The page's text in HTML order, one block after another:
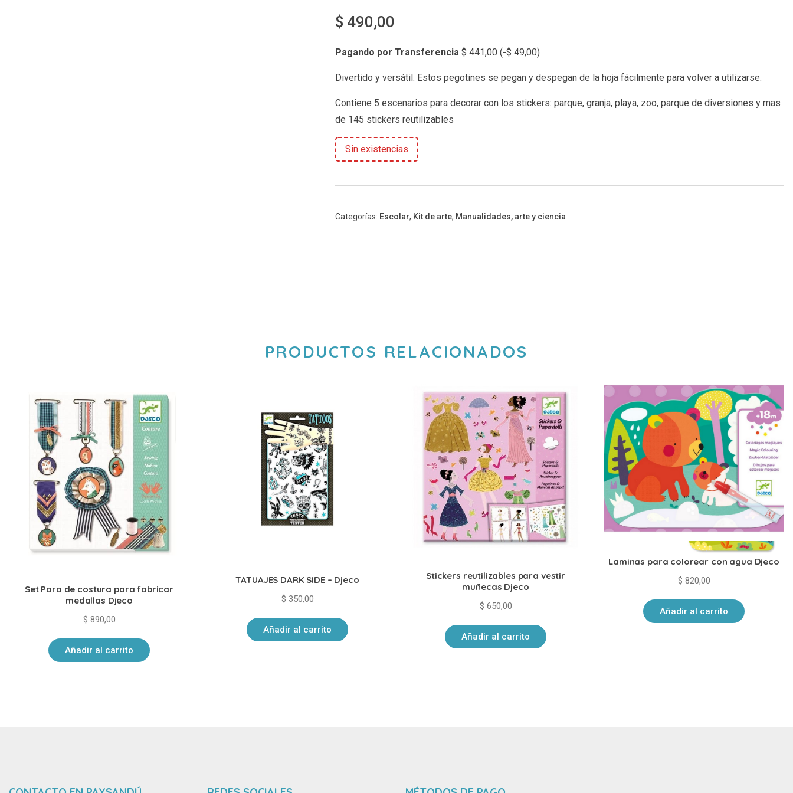
$ 490,00
Pagando por Transferencia $ 441,00 (-$ 49,00)
Divertido y versátil. Estos pegotines se pegan y despegan de la hoja fácilmente para volver a utilizarse.
Contiene 5 escenarios para decorar con los stickers: parque, granja, playa, zoo, parque de diversiones y mas
de 145 stickers reutilizables
Sin existencias
Categorías: Escolar, Kit de arte, Manualidades, arte y ciencia
PRODUCTOS RELACIONADOS
Set Para de costura para fabricar
medallas Djeco
$ 890,00
Añadir al carrito
TATUAJES DARK SIDE – Djeco
$ 350,00
Añadir al carrito
Stickers reutilizables para vestir
muñecas Djeco
$ 650,00
Añadir al carrito
Laminas para colorear con agua Djeco
$ 820,00
Añadir al carrito